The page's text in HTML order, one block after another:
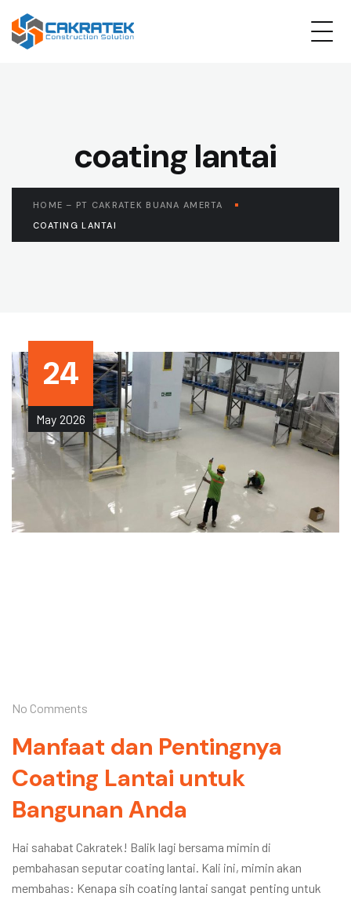
coating lantai
HOME – PT CAKRATEK BUANA AMERTA
COATING LANTAI
24
May 2026
No Comments
Manfaat dan Pentingnya
Coating Lantai untuk
Bangunan Anda
Hai sahabat Cakratek! Balik lagi bersama mimin di
pembahasan seputar coating lantai. Kali ini, mimin akan
membahas: Kenapa sih coating lantai sangat penting untuk